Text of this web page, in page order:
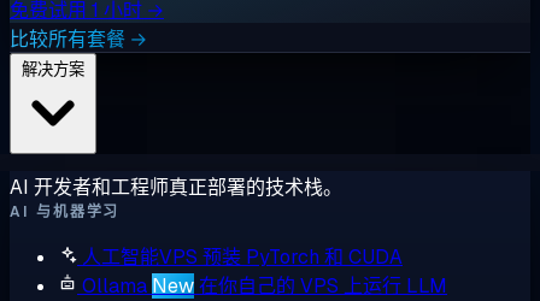
免费试用 1 小时 →
比较所有套餐 →
AI 开发者和工程师真正部署的技术栈。
AI 与机器学习
人工智能VPS 预装 PyTorch 和 CUDA
Ollama New在你自己的 VPS 上运行 LLM